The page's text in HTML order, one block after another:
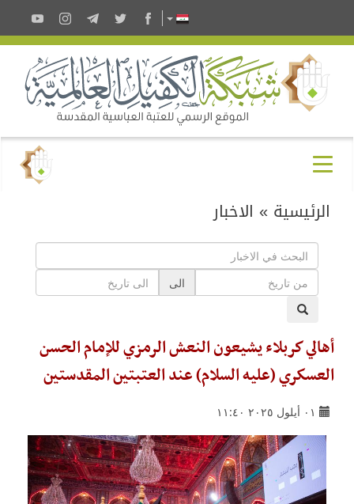
الرئيسية » الاخبار
الى
أهالي كربلاء يشيعون النعش الرمزي للإمام الحسن
العسكري (عليه السلام) عند العتبتين المقدستين
٠١ أيلول ٢٠٢٥ ١١:٤٠